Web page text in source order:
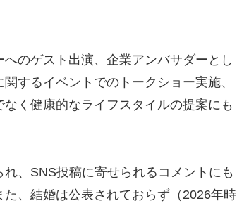
のゲスト出演、企業アンバサダーとし
するイベントでのトークショー実施、
く健康的なライフスタイルの提案にも
、SNS投稿に寄せられるコメントにも
、結婚は公表されておらず（2026年時